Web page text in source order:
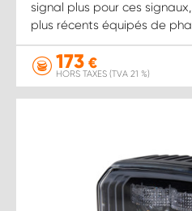
signal plus pour ces
plus récents équipés de
173 €
HORS TAXES (TVA 21 %)